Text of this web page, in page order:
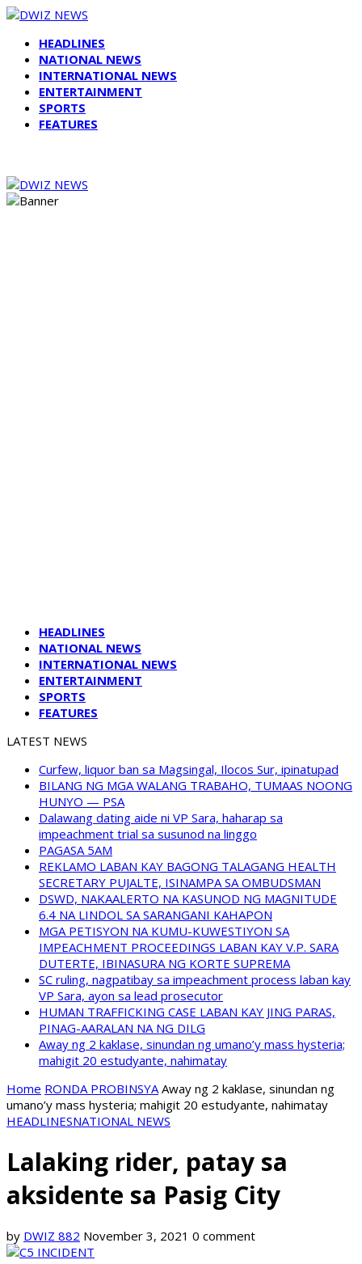
HEADLINES
NATIONAL NEWS
INTERNATIONAL NEWS
ENTERTAINMENT
SPORTS
FEATURES
HEADLINES
NATIONAL NEWS
INTERNATIONAL NEWS
ENTERTAINMENT
SPORTS
FEATURES
LATEST NEWS
Curfew, liquor ban sa Magsingal, Ilocos Sur, ipinatupad
BILANG NG MGA WALANG TRABAHO, TUMAAS NOONG
HUNYO — PSA
Dalawang dating aide ni VP Sara, haharap sa
impeachment trial sa susunod na linggo
PAGASA 5AM
REKLAMO LABAN KAY BAGONG TALAGANG HEALTH
SECRETARY PUJALTE, ISINAMPA SA OMBUDSMAN
DSWD, NAKAALERTO NA KASUNOD NG MAGNITUDE
6.4 NA LINDOL SA SARANGANI KAHAPON
MGA PETISYON NA KUMU-KUWESTIYON SA
IMPEACHMENT PROCEEDINGS LABAN KAY V.P. SARA
DUTERTE, IBINASURA NG KORTE SUPREMA
SC ruling, nagpatibay sa impeachment process laban kay
VP Sara, ayon sa lead prosecutor
HUMAN TRAFFICKING CASE LABAN KAY JING PARAS,
PINAG-AARALAN NA NG DILG
Away ng 2 kaklase, sinundan ng umano’y mass hysteria;
mahigit 20 estudyante, nahimatay
Home RONDA PROBINSYA Away ng 2 kaklase, sinundan ng
umano’y mass hysteria; mahigit 20 estudyante, nahimatay
HEADLINESNATIONAL NEWS
Lalaking rider, patay sa
aksidente sa Pasig City
by DWIZ 882 November 3, 2021 0 comment